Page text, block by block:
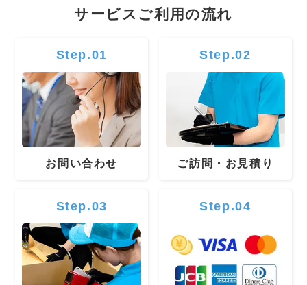
サービスご利用の流れ
Step.01
お問い合わせ
Step.02
ご訪問・お見積り
Step.03 Step.04